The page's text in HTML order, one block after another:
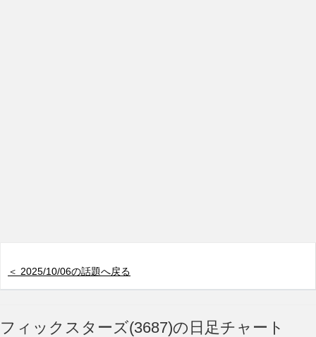
＜ 2025/10/06の話題へ戻る
フィックスターズ(3687)の日足チャート